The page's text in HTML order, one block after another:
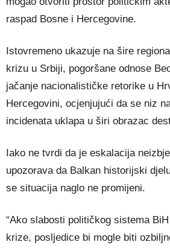
raspad Bosne i Hercegovine.
Istovremeno ukazuje na šire
krizu u Srbiji, pogoršane odnose
jačanje nacionalističke retorike u
Hercegovini, ocjenjujući da se niz
incidenata uklapa u širi obrazac
Iako ne tvrdi da je eskalacija
upozorava da Balkan historijski
se situacija naglo ne promijeni.
“Ako slabosti političkog sistema
krize, posljedice bi mogle biti